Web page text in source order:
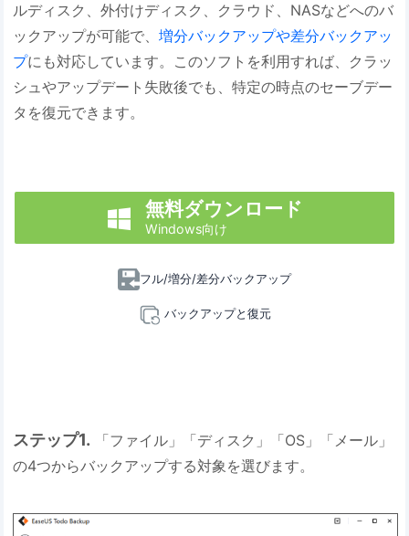
ルディスク、外付けディスク、クラウド、NASなどへのバ
ックアップが可能で、増分バックアップや差分バックアッ
プにも対応しています。このソフトを利用すれば、クラッ
シュやアップデート失敗後でも、特定の時点のセーブデー
タを復元できます。
 無料ダウンロード
Windows向け
フル/増分/差分バックアップ
バックアップと復元
ステップ1. 「ファイル」「ディスク」「OS」「メール」
の4つからバックアップする対象を選びます。